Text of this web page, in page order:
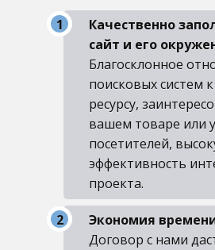
Качественно
сайт и его
Благосклонное
поисковых систем
ресурсу,
вашем товаре или
посетителей,
эффективность
проекта.
Экономия
Договор с нами